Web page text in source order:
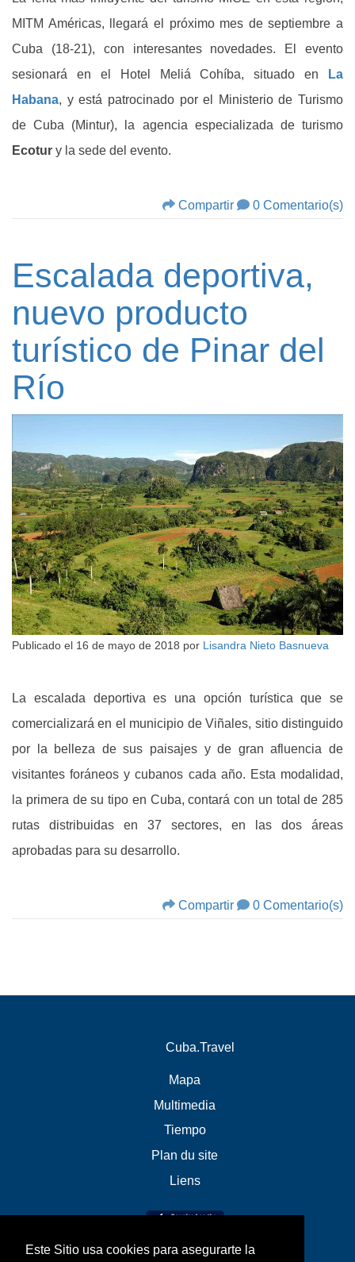
Este Sitio usa cookies para asegurarte la
MITM Américas, llegará el próximo mes de septiembre a
Cuba (18-21), con interesantes novedades. El evento
sesionará en el Hotel Meliá Cohíba, situado en
La
Habana, y está patrocinado por el Ministerio de Turismo
de Cuba (Mintur), la agencia especializada de turismo
Ecotur y la sede del evento.
Compartir 0 Comentario(s)
Escalada deportiva,
nuevo producto
turístico de Pinar del
Río
Publicado el 16 de mayo de 2018 por Lisandra Nieto Basnueva
La escalada deportiva es una opción turística que se
comercializará en el municipio de Viñales, sitio distinguido
por la belleza de sus paisajes y de gran afluencia de
visitantes foráneos y cubanos cada año. Esta modalidad,
la primera de su tipo en Cuba, contará con un total de 285
rutas distribuidas en 37 sectores, en las dos áreas
aprobadas para su desarrollo.
Compartir 0 Comentario(s)
Cuba.Travel
Mapa
Multimedia
Tiempo
Plan du site
Liens